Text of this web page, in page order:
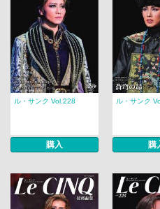
ル・サンク Vol.228
購入
ル・サンク
購